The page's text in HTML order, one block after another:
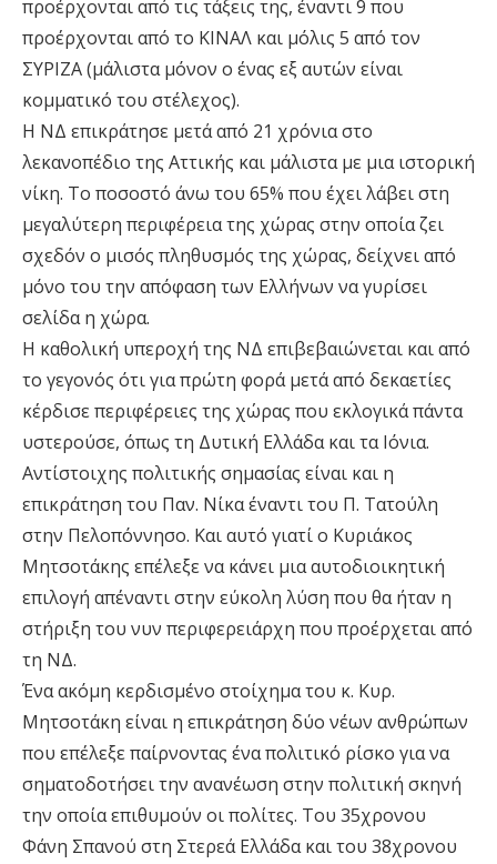
προέρχονται από τις τάξεις της, έναντι 9 που
προέρχονται από το ΚΙΝΑΛ και μόλις 5 από τον
ΣΥΡΙΖΑ (μάλιστα μόνον ο ένας εξ αυτών είναι
κομματικό του στέλεχος).
Η ΝΔ επικράτησε μετά από 21 χρόνια στο
λεκανοπέδιο της Αττικής και μάλιστα με μια ιστορική
νίκη. Το ποσοστό άνω του 65% που έχει λάβει στη
μεγαλύτερη περιφέρεια της χώρας στην οποία ζει
σχεδόν ο μισός πληθυσμός της χώρας, δείχνει από
μόνο του την απόφαση των Ελλήνων να γυρίσει
σελίδα η χώρα.
Η καθολική υπεροχή της ΝΔ επιβεβαιώνεται και από
το γεγονός ότι για πρώτη φορά μετά από δεκαετίες
κέρδισε περιφέρειες της χώρας που εκλογικά πάντα
υστερούσε, όπως τη Δυτική Ελλάδα και τα Ιόνια.
Αντίστοιχης πολιτικής σημασίας είναι και η
επικράτηση του Παν. Νίκα έναντι του Π. Τατούλη
στην Πελοπόννησο. Και αυτό γιατί ο Κυριάκος
Μητσοτάκης επέλεξε να κάνει μια αυτοδιοικητική
επιλογή απέναντι στην εύκολη λύση που θα ήταν η
στήριξη του νυν περιφερειάρχη που προέρχεται από
τη ΝΔ.
Ένα ακόμη κερδισμένο στοίχημα του κ. Κυρ.
Μητσοτάκη είναι η επικράτηση δύο νέων ανθρώπων
που επέλεξε παίρνοντας ένα πολιτικό ρίσκο για να
σηματοδοτήσει την ανανέωση στην πολιτική σκηνή
την οποία επιθυμούν οι πολίτες. Του 35χρονου
Φάνη Σπανού στη Στερεά Ελλάδα και του 38χρονου